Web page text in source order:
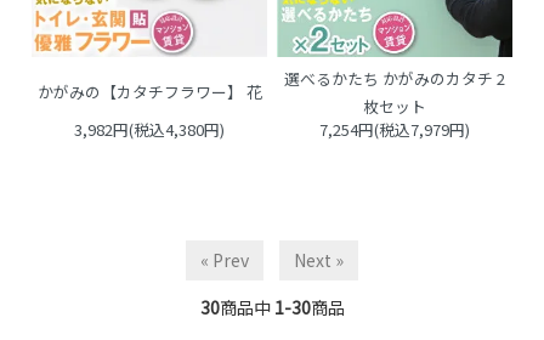
かがみの【カタチフラワー】 花
3,982円(税込4,380円)
選べるかたち かがみのカタチ 2
枚セット
7,254円(税込7,979円)
« Prev
Next »
30商品中 1-30商品